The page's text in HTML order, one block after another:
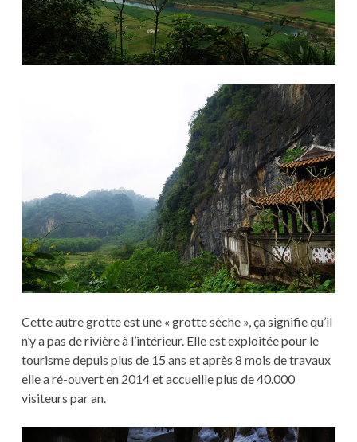
Cette autre grotte est une « grotte sèche », ça signifie qu’il
n’y a pas de rivière à l’intérieur. Elle est exploitée pour le
tourisme depuis plus de 15 ans et après 8 mois de travaux
elle a ré-ouvert en 2014 et accueille plus de 40.000
visiteurs par an.